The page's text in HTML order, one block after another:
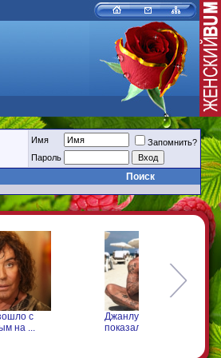
Имя
Запомнить?
Пароль
Поиск
Джанлука Вакка
показал свою ...
Что делает
Фадеев для ...